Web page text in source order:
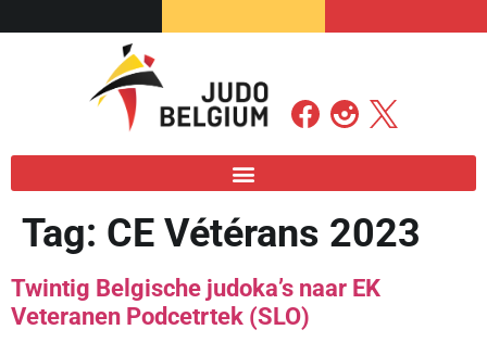
Tag: CE Vétérans 2023
Twintig Belgische judoka’s naar EK
Veteranen Podcetrtek (SLO)